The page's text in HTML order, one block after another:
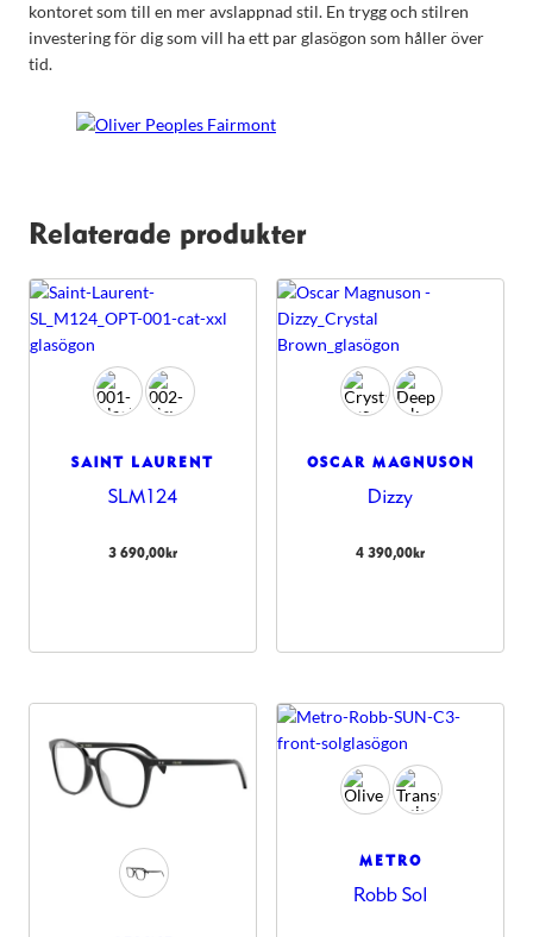
kontoret som till en mer avslappnad stil. En trygg och stilren
investering för dig som vill ha ett par glasögon som håller över
tid.
Relaterade produkter
SAINT LAURENT
SLM124
3 690,00kr
OSCAR MAGNUSON
Dizzy
4 390,00kr
METRO
Robb Sol